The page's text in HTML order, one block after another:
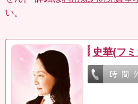
い。
史華(フ